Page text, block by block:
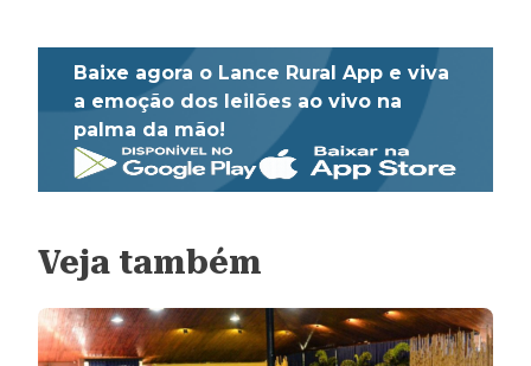
Baixe agora o Lance Rural App e viva
a emoção dos leilões ao vivo na
palma da mão!
Veja também